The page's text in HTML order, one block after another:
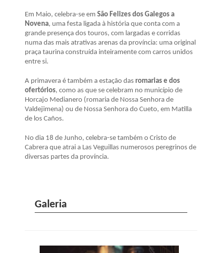
Em Maio, celebra-se em São Felizes dos Galegos a
Novena, uma festa ligada à história que conta com a
grande presença dos touros, com largadas e corridas
numa das mais atrativas arenas da província: uma original
praça taurina construída inteiramente com carros unidos
entre si.
A primavera é também a estação das romarias e dos
ofertórios, como as que se celebram no município de
Horcajo Medianero (romaria de Nossa Senhora de
Valdejimena) ou de Nossa Senhora do Cueto, em Matilla
de los Caños.
No dia 18 de Junho, celebra-se também o Cristo de
Cabrera que atrai a Las Veguillas numerosos peregrinos de
diversas partes da província.
Galeria